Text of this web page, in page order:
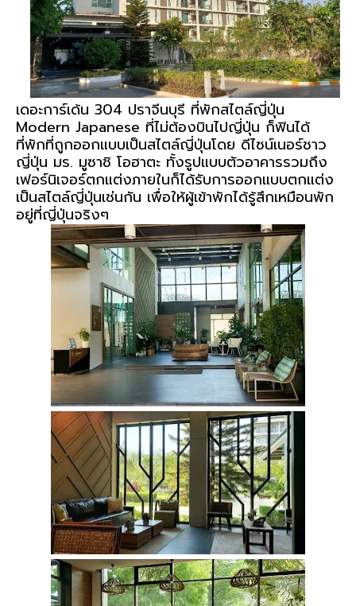
เดอะการ์เด้น 304 ปราจีนบุรี ที่พักสไตล์ญี่ปุ่น
Modern Japanese ที่ไม่ต้องบินไปญี่ปุ่น ก็ฟินได้
ที่พักที่ถูกออกแบบเป็นสไตล์ญี่ปุ่นโดย ดีไซน์เนอร์ชาว
ญี่ปุ่น มร. มูซาชิ โอฮาตะ ทั้งรูปแบบตัวอาคารรวมถึง
เฟอร์นิเจอร์ตกแต่งภายในก็ได้รับการออกแบบตกแต่ง
เป็นสไตล์ญี่ปุ่นเช่นกัน เพื่อให้ผู้เข้าพักได้รู้สึกเหมือนพัก
อยู่ที่ญี่ปุ่นจริงๆ